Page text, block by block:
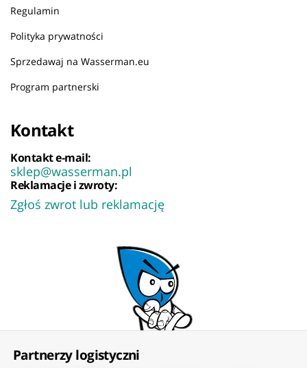
Regulamin
Polityka prywatności
Sprzedawaj na Wasserman.eu
Program partnerski
Kontakt
Kontakt e-mail:
sklep@wasserman.pl
Reklamacje i zwroty:
Zgłoś zwrot lub reklamację
Partnerzy logistyczni